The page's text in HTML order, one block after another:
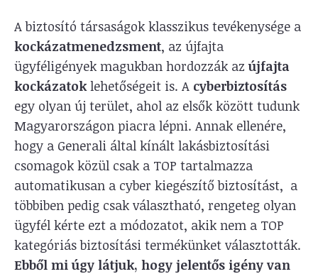
A biztosító társaságok klasszikus tevékenysége a
kockázatmenedzsment, az újfajta
ügyféligények magukban hordozzák azújfajta
kockázatok lehetőségeit is. A cyberbiztosítás
egy olyan új terület, ahol az elsők között tudunk
Magyarországon piacra lépni. Annak ellenére,
hogy a Generali által kínált lakásbiztosítási
csomagok közül csak a TOP tartalmazza
automatikusan a cyber kiegészítő biztosítást, a
többiben pedig csak választható, rengeteg olyan
ügyfél kérte ezt a módozatot, akik nem a TOP
kategóriás biztosítási termékünket választották.
Ebből mi úgy látjuk, hogy jelentős igény van